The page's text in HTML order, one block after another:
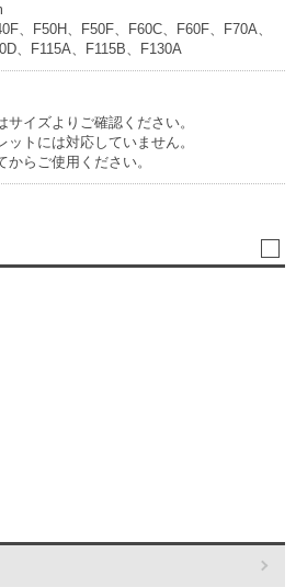
、F50H、F50F、F60C、F60F、F70A、
、F115A、F115B、F130A
イズよりご確認ください。
トには対応していません。
らご使用ください。